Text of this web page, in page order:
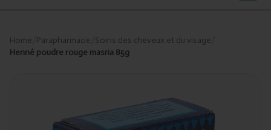
Home Parapharmacie Soins des cheveux et du visage
Henné poudre rouge masria 85g